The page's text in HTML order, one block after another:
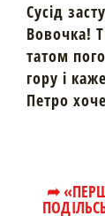
Сусід
Вовочка!
татом
гору і
Петро
➦